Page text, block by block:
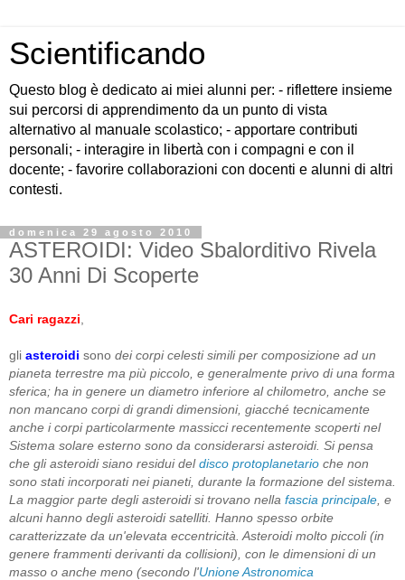
Scientificando
Questo blog è dedicato ai miei alunni per: - riflettere insieme
sui percorsi di apprendimento da un punto di vista
alternativo al manuale scolastico; - apportare contributi
personali; - interagire in libertà con i compagni e con il
docente; - favorire collaborazioni con docenti e alunni di altri
contesti.
domenica 29 agosto 2010
ASTEROIDI: Video Sbalorditivo Rivela
30 Anni Di Scoperte
Cari ragazzi
gli asteroidi sono dei corpi celesti simili per composizione ad un
pianeta terrestre ma più piccolo, e generalmente privo di una forma
sferica; ha in genere un diametro inferiore al chilometro, anche se
non mancano corpi di grandi dimensioni, giacché tecnicamente
anche i corpi particolarmente massicci recentemente scoperti nel
Sistema solare esterno sono da considerarsi asteroidi. Si pensa
che gli asteroidi siano residui deldisco protoplanetario che non
sono stati incorporati nei pianeti, durante la formazione del sistema.
La maggior parte degli asteroidi si trovano nella fascia principale , e
alcuni hanno degli asteroidi satelliti. Hanno spesso orbite
caratterizzate da un'elevata eccentricità. Asteroidi molto piccoli (in
genere frammenti derivanti da collisioni), con le dimensioni di un
masso o anche meno (secondo l'Unione Astronomica